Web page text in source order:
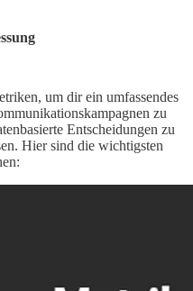
um dir ein umfassendes
zu
Entscheidungen zu
Hier sind die wichtigsten